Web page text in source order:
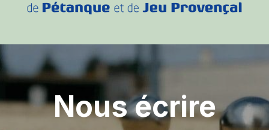
Nous écrire